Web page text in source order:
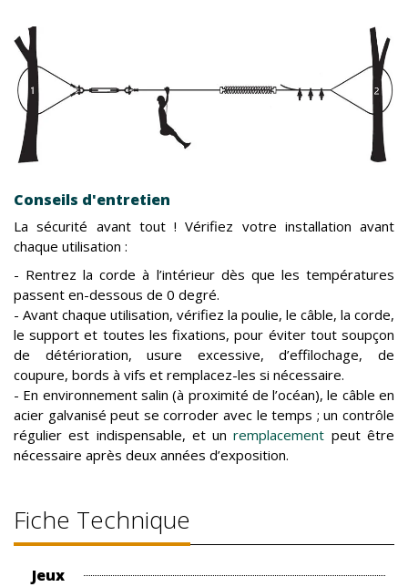
Conseils d'entretien
La sécurité avant tout ! Vérifiez votre installation avant
chaque utilisation :
- Rentrez la corde à l’intérieur dès que les températures
passent en-dessous de 0 degré.
- Avant chaque utilisation, vérifiez la poulie, le câble, la corde,
le support et toutes les fixations, pour éviter tout soupçon
de détérioration, usure excessive, d’effilochage, de
coupure, bords à vifs et remplacez-les si nécessaire.
- En environnement salin (à proximité de l’océan), le câble en
acier galvanisé peut se corroder avec le temps ; un contrôle
régulier est indispensable, et unremplacement peut être
nécessaire après deux années d’exposition.
Fiche Technique
Jeux